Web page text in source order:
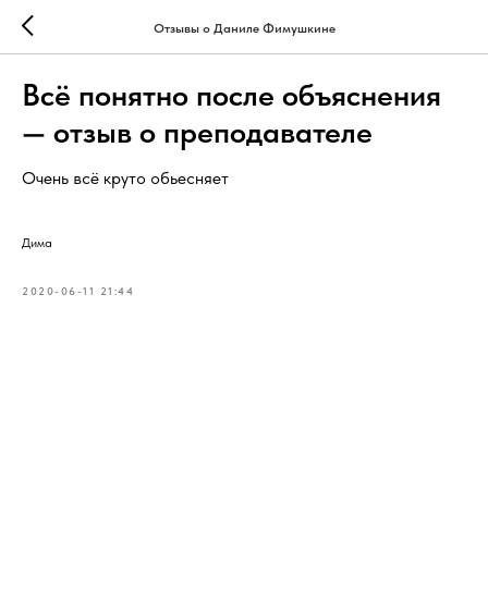
Отзывы о Даниле Фимушкине
Всё понятно после объяснения
— отзыв о преподавателе
Очень всё круто обьесняет
Дима
2020-06-11 21:44